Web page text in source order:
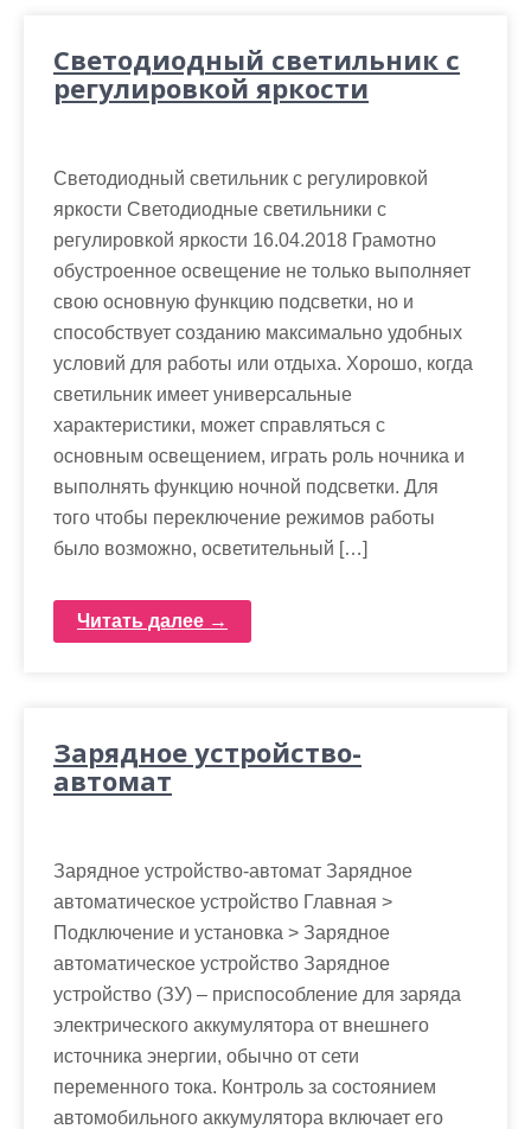
Светодиодный светильник с
регулировкой яркости
Светодиодный светильник с регулировкой
яркости Светодиодные светильники с
регулировкой яркости 16.04.2018 Грамотно
обустроенное освещение не только выполняет
свою основную функцию подсветки, но и
способствует созданию максимально удобных
условий для работы или отдыха. Хорошо, когда
светильник имеет универсальные
характеристики, может справляться с
основным освещением, играть роль ночника и
выполнять функцию ночной подсветки. Для
того чтобы переключение режимов работы
было возможно, осветительный […]
Читать далее →
Зарядное устройство-
автомат
Зарядное устройство-автомат Зарядное
автоматическое устройство Главная >
Подключение и установка > Зарядное
автоматическое устройство Зарядное
устройство (ЗУ) – приспособление для заряда
электрического аккумулятора от внешнего
источника энергии, обычно от сети
переменного тока. Контроль за состоянием
автомобильного аккумулятора включает его